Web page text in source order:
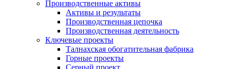
Производственные активы
Активы и результаты
Производственная цепочка
Производственная деятельность
Ключевые проекты
Талнахская обогатительная фабрика
Горные проекты
Серный проект